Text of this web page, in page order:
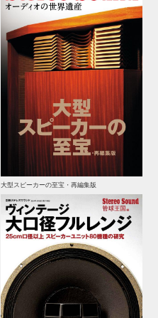
大型スピーカーの至宝・再編集版